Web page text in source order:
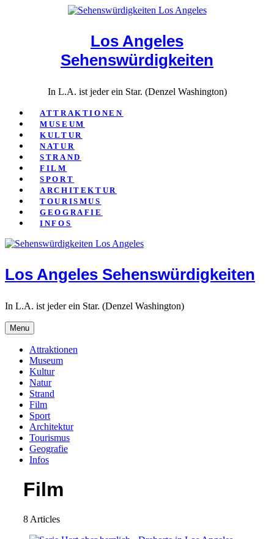
Los Angeles
Sehenswürdigkeiten
In L.A. ist jeder ein Star. (Denzel Washington)
ATTRAKTIONEN
MUSEUM
KULTUR
NATUR
STRAND
FILM
SPORT
ARCHITEKTUR
TOURISMUS
GEOGRAFIE
INFOS
Los Angeles Sehenswürdigkeiten
In L.A. ist jeder ein Star. (Denzel Washington)
Menu
Attraktionen
Museum
Kultur
Natur
Strand
Film
Sport
Architektur
Tourismus
Geografie
Infos
Film
8 Articles